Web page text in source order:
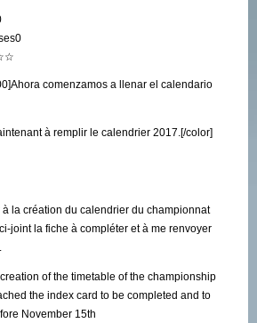
comenzamos a llenar el calendario
à remplir le calendrier 2017.[/color]
à la création du calendrier du championnat
joint la fiche à compléter et à me renvoyer
creation of the timetable of the championship
the index card to be completed and to
November 15th